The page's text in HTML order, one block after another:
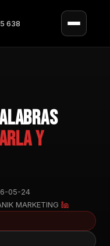
638
y
05-24
MARKETING